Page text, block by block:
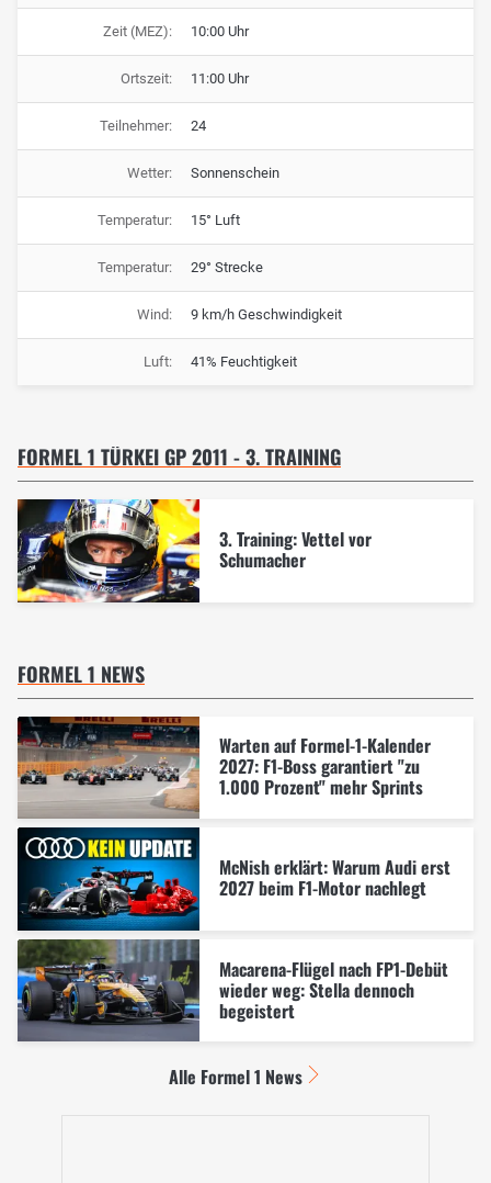
Zeit (MEZ): 10:00 Uhr
Ortszeit: 11:00 Uhr
Teilnehmer: 24
Wetter: Sonnenschein
Temperatur: 15° Luft
Temperatur: 29° Strecke
Wind: 9 km/h Geschwindigkeit
Luft: 41% Feuchtigkeit
FORMEL 1 TÜRKEI GP 2011 - 3. TRAINING
3. Training: Vettel vor
Schumacher
FORMEL 1 NEWS
Warten auf Formel-1-Kalender
2027: F1-Boss garantiert "zu
1.000 Prozent" mehr Sprints
McNish erklärt: Warum Audi erst
2027 beim F1-Motor nachlegt
Macarena-Flügel nach FP1-Debüt
wieder weg: Stella dennoch
begeistert
Alle Formel 1 News